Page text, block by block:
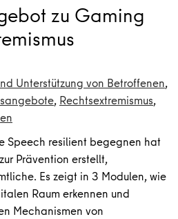
zu Gaming
Unterstützung von Betroffenen,
, Rechtsextremismus,
Speech resilient begegnen hat
Prävention erstellt,
Es zeigt in 3 Modulen, wie
Raum erkennen und
Mechanismen von